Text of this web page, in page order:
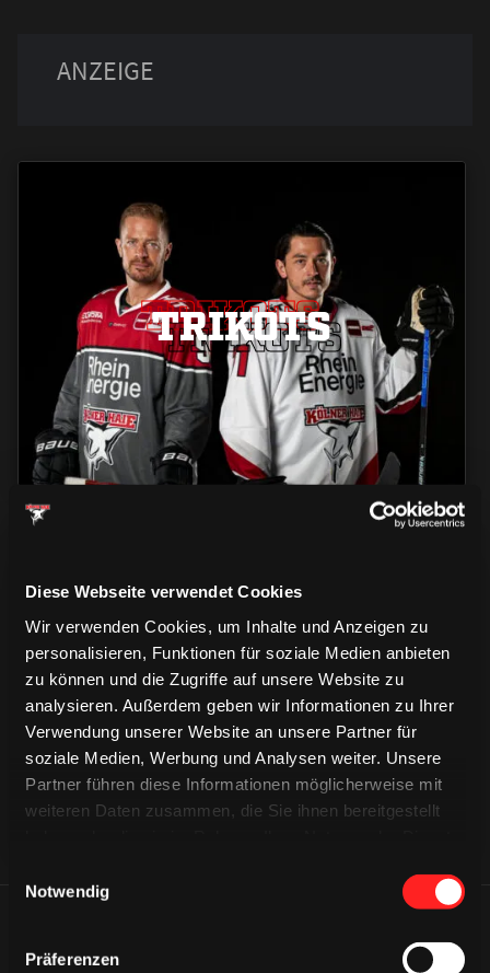
Diese Webseite verwendet Cookies
Wir verwenden Cookies, um Inhalte und Anzeigen zu
personalisieren, Funktionen für soziale Medien anbieten
zu können und die Zugriffe auf unsere Website zu
analysieren. Außerdem geben wir Informationen zu Ihrer
Verwendung unserer Website an unsere Partner für
soziale Medien, Werbung und Analysen weiter. Unsere
Partner führen diese Informationen möglicherweise mit
weiteren Daten zusammen, die Sie ihnen bereitgestellt
Notwendig
Präferenzen
TRIKOTS
TRIKOTS
TRIKOTS
CAPS & CO
CAPS & CO
CAPS & CO